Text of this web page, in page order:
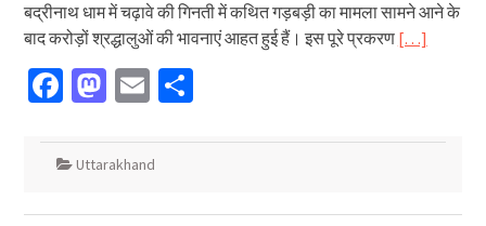
बद्रीनाथ धाम में चढ़ावे की गिनती में कथित गड़बड़ी का मामला सामने आने के
बाद करोड़ों श्रद्धालुओं की भावनाएं आहत हुई हैं। इस पूरे प्रकरण […]
Facebook
Mastodon
EmailShare
Uttarakhand